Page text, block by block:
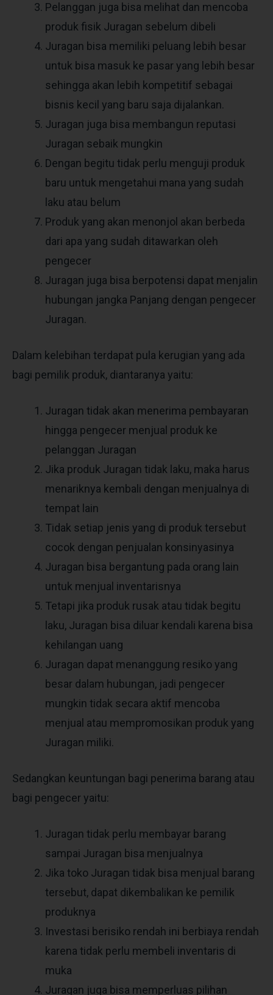
Pelanggan juga bisa melihat dan mencoba
produk fisik Juragan sebelum dibeli
Juragan bisa memiliki peluang lebih besar
untuk bisa masuk ke pasar yang lebih besar
sehingga akan lebih kompetitif sebagai
bisnis kecil yang baru saja dijalankan.
Juragan juga bisa membangun reputasi
Juragan sebaik mungkin
Dengan begitu tidak perlu menguji produk
baru untuk mengetahui mana yang sudah
laku atau belum
Produk yang akan menonjol akan berbeda
dari apa yang sudah ditawarkan oleh
pengecer
Juragan juga bisa berpotensi dapat menjalin
hubungan jangka Panjang dengan pengecer
Juragan.
Dalam kelebihan terdapat pula kerugian yang ada
bagi pemilik produk, diantaranya yaitu:
Juragan tidak akan menerima pembayaran
hingga pengecer menjual produk ke
pelanggan Juragan
Jika produk Juragan tidak laku, maka harus
menariknya kembali dengan menjualnya di
tempat lain
Tidak setiap jenis yang di produk tersebut
cocok dengan penjualan konsinyasinya
Juragan bisa bergantung pada orang lain
untuk menjual inventarisnya
Tetapi jika produk rusak atau tidak begitu
laku, Juragan bisa diluar kendali karena bisa
kehilangan uang
Juragan dapat menanggung resiko yang
besar dalam hubungan, jadi pengecer
mungkin tidak secara aktif mencoba
menjual atau mempromosikan produk yang
Juragan miliki.
Sedangkan keuntungan bagi penerima barang atau
bagi pengecer yaitu:
Juragan tidak perlu membayar barang
sampai Juragan bisa menjualnya
Jika toko Juragan tidak bisa menjual barang
tersebut, dapat dikembalikan ke pemilik
produknya
Investasi berisiko rendah ini berbiaya rendah
karena tidak perlu membeli inventaris di
muka
Juragan juga bisa memperluas pilihan